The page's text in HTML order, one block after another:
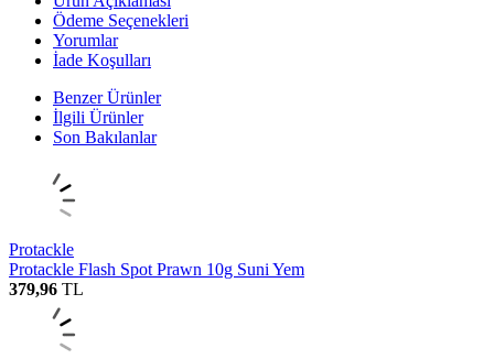
Ödeme Seçenekleri
Yorumlar
İade Koşulları
Benzer Ürünler
İlgili Ürünler
Son Bakılanlar
Protackle
Protackle Flash Spot Prawn 10g Suni Yem
379,96 TL